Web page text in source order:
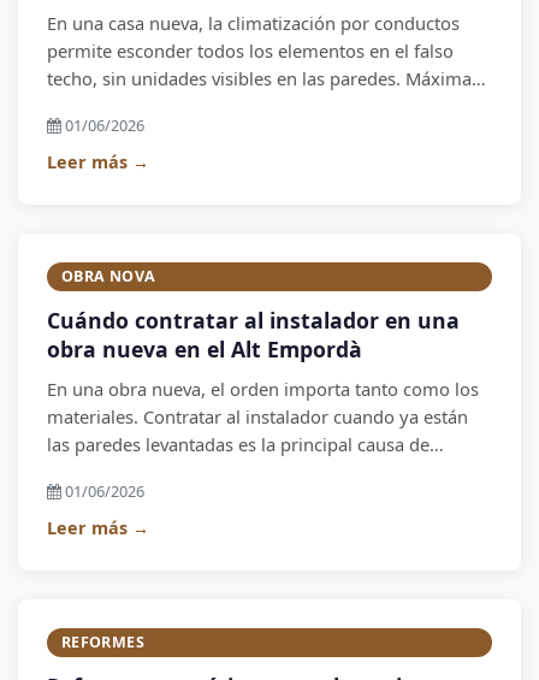
En una casa nueva, la climatización por conductos
permite esconder todos los elementos en el falso
techo, sin unidades visibles en las paredes. Máxima
01/06/2026
Leer más →
OBRA NOVA
Cuándo contratar al instalador en una
obra nueva en el Alt Empordà
En una obra nueva, el orden importa tanto como los
materiales. Contratar al instalador cuando ya están
las paredes levantadas es la principal causa de
01/06/2026
Leer más →
REFORMES